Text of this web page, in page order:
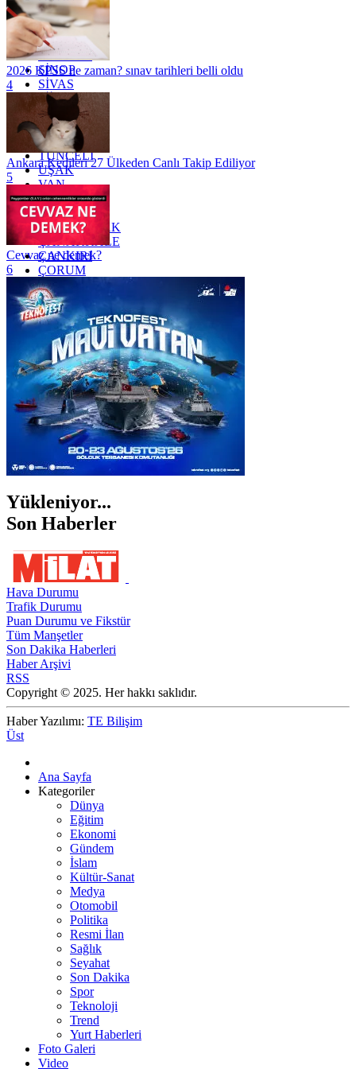
OSMANİYE
RİZE
SAKARYA
SAMSUN
SİNOP
SİVAS
SİİRT
TEKİRDAĞ
TOKAT
TRABZON
TUNCELİ
UŞAK
VAN
YALOVA
YOZGAT
ZONGULDAK
ÇANAKKALE
ÇANKIRI
ÇORUM
İSTANBUL
İZMİR
ŞANLIURFA
ŞIRNAK
2026 KPSS ne zaman? sınav tarihleri belli oldu
4
Ankara Kedileri 27 Ülkeden Canlı Takip Ediliyor
5
Cevvaz ne demek?
6
Yükleniyor...
Son Haberler
Hava Durumu
Trafik Durumu
Puan Durumu ve Fikstür
Tüm Manşetler
Son Dakika Haberleri
Haber Arşivi
RSS
Copyright © 2025. Her hakkı saklıdır.
Haber Yazılımı: TE Bilişim
Üst
Ana Sayfa
Kategoriler
Dünya
Eğitim
Ekonomi
Gündem
İslam
Kültür-Sanat
Medya
Otomobil
Politika
Resmi İlan
Sağlık
Seyahat
Son Dakika
Spor
Teknoloji
Trend
Yurt Haberleri
Foto Galeri
Video